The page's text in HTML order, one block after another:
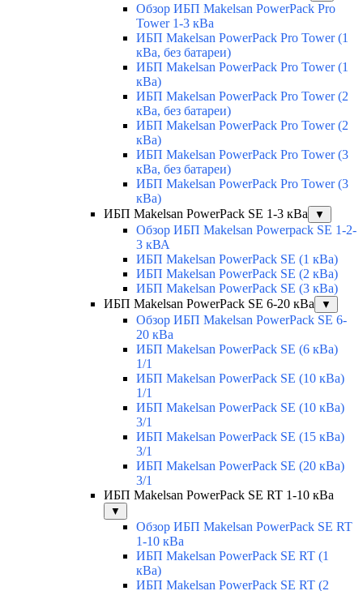
Обзор ИБП Makelsan PowerPack Pro
Tower 1-3 кВа
ИБП Makelsan PowerPack Pro Tower (1
кВа, без батареи)
ИБП Makelsan PowerPack Pro Tower (1
кВа)
ИБП Makelsan PowerPack Pro Tower (2
кВа, без батареи)
ИБП Makelsan PowerPack Pro Tower (2
кВа)
ИБП Makelsan PowerPack Pro Tower (3
кВа, без батареи)
ИБП Makelsan PowerPack Pro Tower (3
кВа)
ИБП Makelsan PowerPack SE 1-3 кВа
▼
Обзор ИБП Makelsan Powerpack SE 1-2-
3 кВА
ИБП Makelsan PowerPack SE (1 кВа)
ИБП Makelsan PowerPack SE (2 кВа)
ИБП Makelsan PowerPack SE (3 кВа)
ИБП Makelsan PowerPack SE 6-20 кВа
▼
Обзор ИБП Makelsan PowerPack SE 6-
20 кВа
ИБП Makelsan PowerPack SE (6 кВа)
1/1
ИБП Makelsan PowerPack SE (10 кВа)
1/1
ИБП Makelsan PowerPack SE (10 кВа)
3/1
ИБП Makelsan PowerPack SE (15 кВа)
3/1
ИБП Makelsan PowerPack SE (20 кВа)
3/1
ИБП Makelsan PowerPack SE RT 1-10 кВа
▼
Обзор ИБП Makelsan PowerPack SE RT
1-10 кВа
ИБП Makelsan PowerPack SE RT (1
кВа)
ИБП Makelsan PowerPack SE RT (2